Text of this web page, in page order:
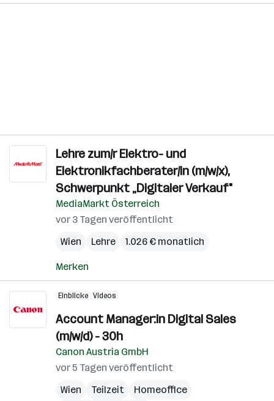
Lehre zum/r Elektro- und
Elektronikfachberater/in (m/w/x),
Schwerpunkt „Digitaler Verkauf"
MediaMarkt Österreich
vor 3 Tagen veröffentlicht
Wien
Lehre 1.026 € monatlich
Merken
Einblicke Videos
Account Manager:in Digital Sales
(m/w/d) - 30h
Canon Austria GmbH
vor 5 Tagen veröffentlicht
Wien
Teilzeit
Homeoffice